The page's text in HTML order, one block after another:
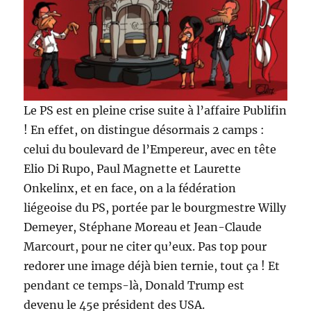
Le PS est en pleine crise suite à l’affaire Publifin
! En effet, on distingue désormais 2 camps :
celui du boulevard de l’Empereur, avec en tête
Elio Di Rupo, Paul Magnette et Laurette
Onkelinx, et en face, on a la fédération
liégeoise du PS, portée par le bourgmestre Willy
Demeyer, Stéphane Moreau et Jean-Claude
Marcourt, pour ne citer qu’eux. Pas top pour
redorer une image déjà bien ternie, tout ça ! Et
pendant ce temps-là, Donald Trump est
devenu le 45e président des USA.